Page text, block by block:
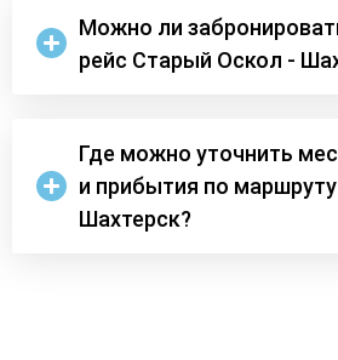
Можно ли
рейс Старый Оскол -
Где можно уточнить
и прибытия по
Шахтерск?